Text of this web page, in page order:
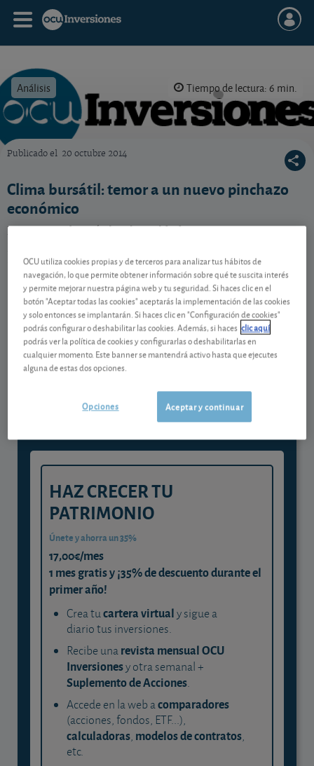
Análisis Tiempo de lectura: 6 min.
Publicado el 20 octubre 2014
Clima bursátil: temor a un nuevo pinchazo
económico
La semana bursátil se ha saldado con nuevos recortes,
los mejores y los peores en los últimos cinco días.
Contenido reservado a SOCIOS
Gestiona tu dinero con visión
experta
y consigue que cada euro trabaje
para ti
HAZ CRECER TU
PATRIMONIO
Únete y ahorra un 35%
17,00€/mes
1 mes gratis y ¡35% de descuento durante el
primer año!
Crea tucartera virtualy sigue a
diario tus inversiones.
Recibe unarevista mensual OCU
Inversionesy otra semanal +
Suplemento de Acciones.
Accede en la web acomparadores
(acciones, fondos, ETF...),
calculadoras, modelos de contratos,
etc.
OCU utiliza cookies propias y de terceros para analizar tus hábitos de
navegación, lo que permite obtener información sobre qué te suscita interés
y permite mejorar nuestra página web y tu seguridad. Si haces clic en el
botón "Aceptar todas las cookies" aceptarás la implementación de las cookies
y solo entonces se implantarán. Si haces clic en "Configuración de cookies"
podrás configurar o deshabilitar las cookies. Además, si haces clic aquí
podrás ver la política de cookies y configurarlas o deshabilitarlas en
cualquier momento. Este banner se mantendrá activo hasta que ejecutes
alguna de estas dos opciones.
Aceptar y continuar
Opciones